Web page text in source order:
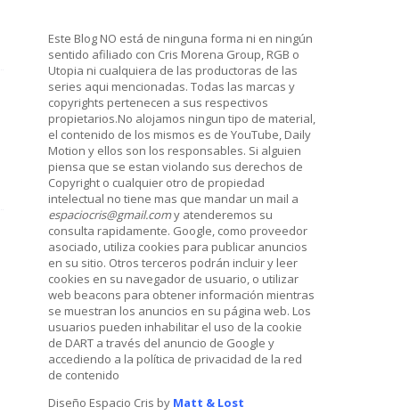
Este Blog NO está de ninguna forma ni en ningún
sentido afiliado con Cris Morena Group, RGB o
Utopia ni cualquiera de las productoras de las
series aqui mencionadas. Todas las marcas y
copyrights pertenecen a sus respectivos
propietarios.No alojamos ningun tipo de material,
el contenido de los mismos es de YouTube, Daily
Motion y ellos son los responsables. Si alguien
piensa que se estan violando sus derechos de
Copyright o cualquier otro de propiedad
intelectual no tiene mas que mandar un mail a
espaciocris@gmail.comy atenderemos su
consulta rapidamente. Google, como proveedor
asociado, utiliza cookies para publicar anuncios
en su sitio. Otros terceros podrán incluir y leer
cookies en su navegador de usuario, o utilizar
web beacons para obtener información mientras
se muestran los anuncios en su página web. Los
usuarios pueden inhabilitar el uso de la cookie
de DART a través del anuncio de Google y
accediendo a la política de privacidad de la red
de contenido
Diseño Espacio Cris by Matt & Lost